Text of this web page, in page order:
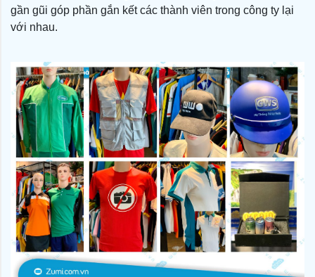
gần gũi góp phần gắn kết các thành viên trong công ty lại
với nhau.